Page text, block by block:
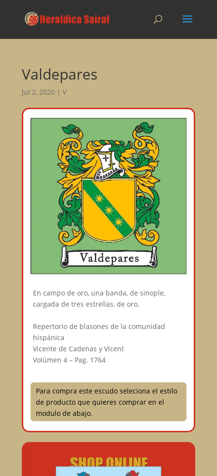
Valdepares
Jul 2, 2020| V
En campo de oro, una banda, de sinople,
cargada de tres estrellas, de oro.⠀
Repertorio de blasones de la comunidad
hispánica⠀
Vicente de Cadenas y Vicent⠀
Volúmen 4 – Pag. 1764
Para compra este escudo seleciona el estilo
de producto que quieres comprar en el
modulo de abajo.